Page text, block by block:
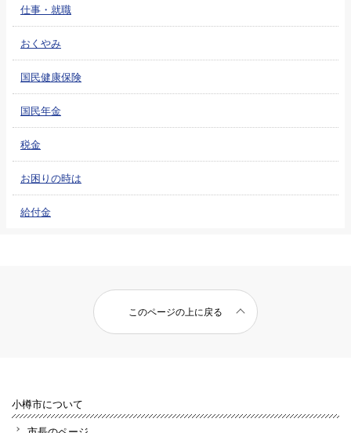
仕事・就職
おくやみ
国民健康保険
国民年金
税金
お困りの時は
給付金
このページの上に戻る
小樽市について